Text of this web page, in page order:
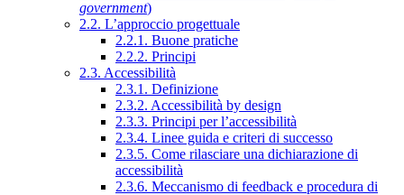
government)
2.2. L’approccio progettuale
2.2.1. Buone pratiche
2.2.2. Principi
2.3. Accessibilità
2.3.1. Definizione
2.3.2. Accessibilità by design
2.3.3. Principi per l’accessibilità
2.3.4. Linee guida e criteri di successo
2.3.5. Come rilasciare una dichiarazione di
accessibilità
2.3.6. Meccanismo di feedback e procedura di